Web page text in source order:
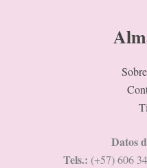
Datos
Tels.: (+57) 606